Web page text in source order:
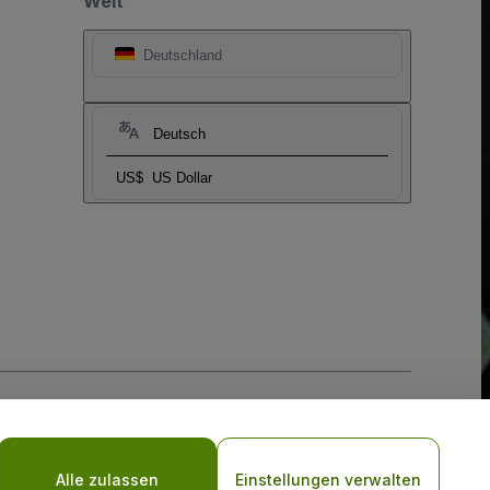
Deutschland
Deutsch
US$ US Dollar
RichtlinieundDatenschutzrichtlinie für Mobilanwendungen
Alle zulassen Einstellungen verwalten